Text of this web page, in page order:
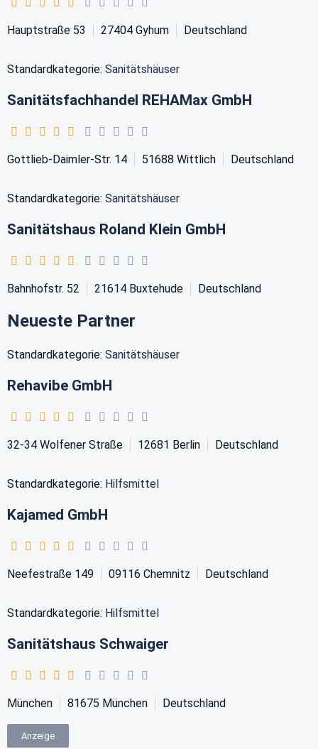
Hauptstraße 53 27404 Gyhum Deutschland
Standardkategorie: Sanitätshäuser
Sanitätsfachhandel REHAMax GmbH
Gottlieb-Daimler-Str. 14 51688 Wittlich Deutschland
Standardkategorie: Sanitätshäuser
Sanitätshaus Roland Klein GmbH
Bahnhofstr. 52 21614 Buxtehude Deutschland
Neueste Partner
Standardkategorie: Sanitätshäuser
Rehavibe GmbH
32-34 Wolfener Straße 12681 Berlin Deutschland
Standardkategorie: Hilfsmittel
Kajamed GmbH
Neefestraße 149 09116 Chemnitz Deutschland
Standardkategorie: Hilfsmittel
Sanitätshaus Schwaiger
München 81675 München Deutschland
Anzeige